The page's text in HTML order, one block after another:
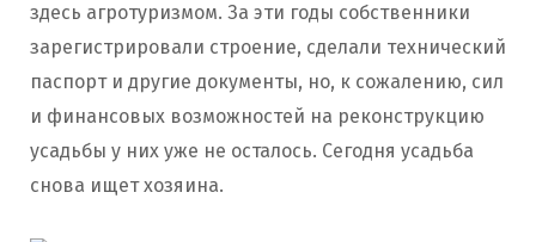
здесь агротуризмом. За эти годы собственники
зарегистрировали строение, сделали технический
паспорт и другие документы, но, к сожалению, сил
и финансовых возможностей на реконструкцию
усадьбы у них уже не осталось. Сегодня усадьба
снова ищет хозяина.